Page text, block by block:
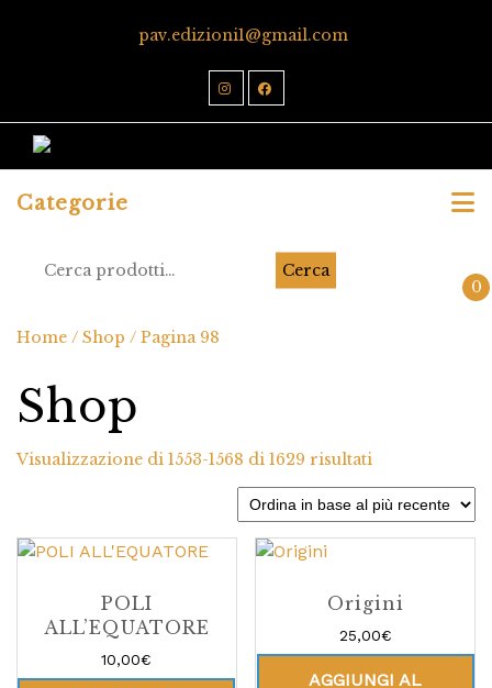
pav.edizioni1@gmail.com
Categorie
Cerca
0
Home / Shop / Pagina 98
Shop
Visualizzazione di 1553-1568 di 1629 risultati
POLI
ALL’EQUATORE
10,00€
Origini
25,00€
AGGIUNGI AL